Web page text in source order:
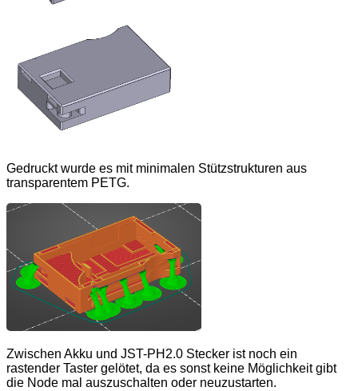
Gedruckt wurde es mit minimalen Stützstrukturen aus
transparentem PETG.
Zwischen Akku und JST-PH2.0 Stecker ist noch ein
rastender Taster gelötet, da es sonst keine Möglichkeit gibt
die Node mal auszuschalten oder neuzustarten.